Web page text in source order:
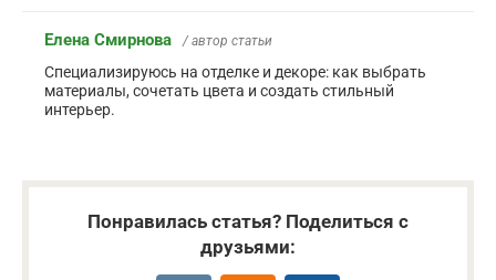
Елена Смирнова / автор статьи
Специализируюсь на отделке и декоре: как выбрать
материалы, сочетать цвета и создать стильный
интерьер.
Понравилась статья? Поделиться с
друзьями: